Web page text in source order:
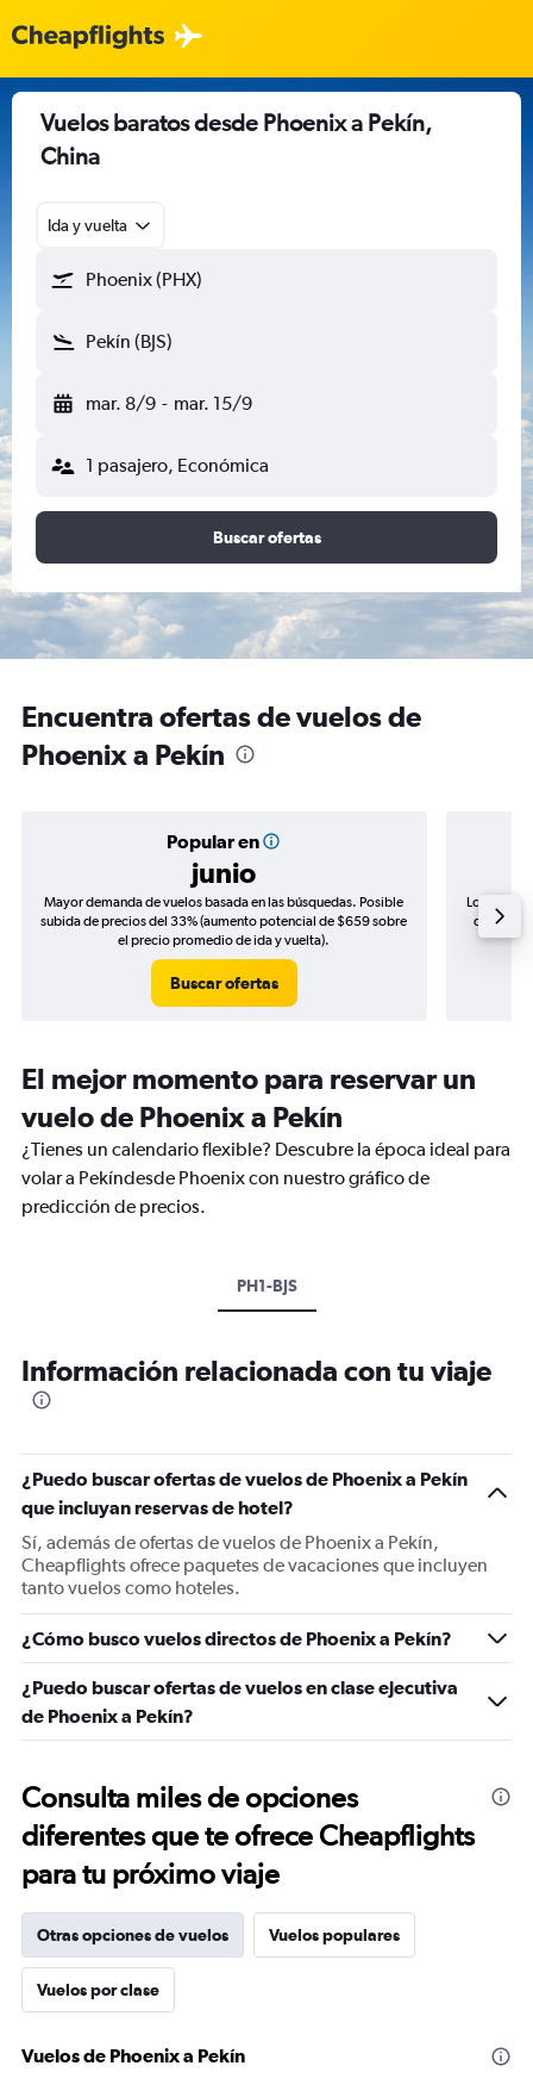
Vuelos baratos desde Phoenix a Pekín,
China
Ida y vuelta
Phoenix (PHX)
Pekín (BJS)
mar. 8/9 - mar. 15/9
1 pasajero, Económica
Buscar ofertas
Encuentra ofertas de vuelos de
Phoenix a Pekín
Popular en
junio
Mayor demanda de vuelos basada en las búsquedas. Posible
subida de precios del 33% (aumento potencial de $659 sobre
el precio promedio de ida y vuelta).
Buscar ofertas
Los
de
El mejor momento para reservar un
vuelo de Phoenix a Pekín
¿Tienes un calendario flexible? Descubre la época ideal para
volar a Pekíndesde Phoenix con nuestro gráfico de
predicción de precios.
PH1-BJS
Información relacionada con tu viaje
¿Puedo buscar ofertas de vuelos de Phoenix a Pekín
que incluyan reservas de hotel?
Sí, además de ofertas de vuelos de Phoenix a Pekín,
Cheapflights ofrece paquetes de vacaciones que incluyen
tanto vuelos como hoteles.
¿Cómo busco vuelos directos de Phoenix a Pekín?
¿Puedo buscar ofertas de vuelos en clase ejecutiva
de Phoenix a Pekín?
Consulta miles de opciones
diferentes que te ofrece Cheapflights
para tu próximo viaje
Otras opciones de vuelos Vuelos populares
Vuelos por clase
Vuelos de Phoenix a Pekín